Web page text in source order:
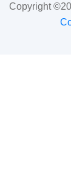
Copyright